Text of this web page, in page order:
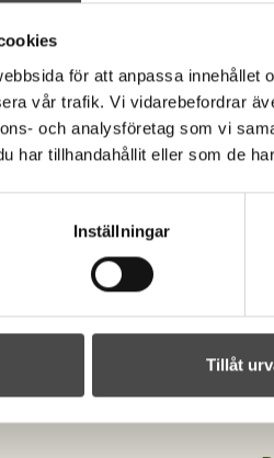
för att anpassa innehållet
vår trafik. Vi vidarebefordrar
och analysföretag som vi
har tillhandahållit eller som de
Inställningar
Tillåt